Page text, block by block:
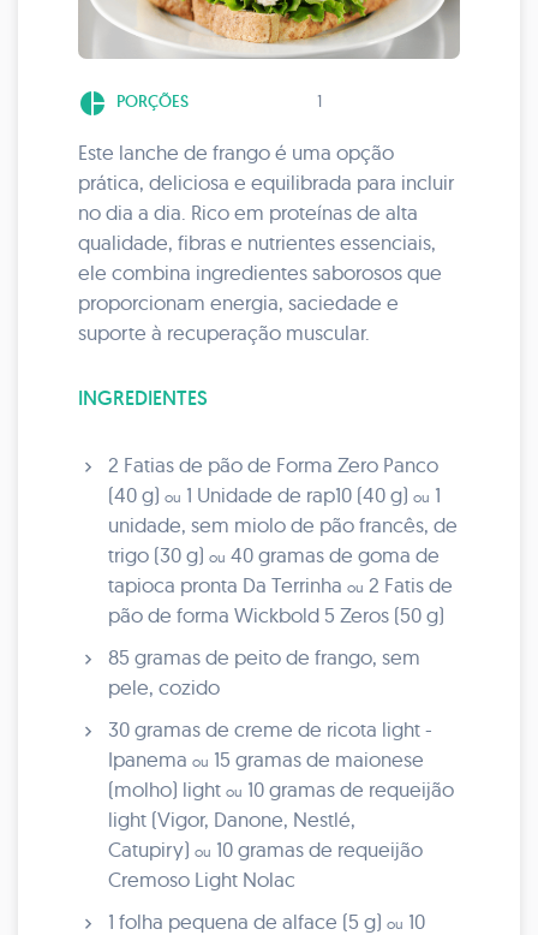
pie_chart PORÇÕES 1
Este lanche de frango é uma opção
prática, deliciosa e equilibrada para incluir
no dia a dia. Rico em proteínas de alta
qualidade, fibras e nutrientes essenciais,
ele combina ingredientes saborosos que
proporcionam energia, saciedade e
suporte à recuperação muscular.
INGREDIENTES
2 Fatias de pão de Forma Zero Panco
(40 g) ou 1 Unidade de rap10 (40 g) ou 1
unidade, sem miolo de pão francês, de
trigo (30 g) ou 40 gramas de goma de
tapioca pronta Da Terrinha ou 2 Fatis de
pão de forma Wickbold 5 Zeros (50 g)
85 gramas de peito de frango, sem
pele, cozido
30 gramas de creme de ricota light -
Ipanema ou 15 gramas de maionese
(molho) light ou 10 gramas de requeijão
light (Vigor, Danone, Nestlé,
Catupiry) ou 10 gramas de requeijão
Cremoso Light Nolac
1 folha pequena de alface (5 g) ou 10